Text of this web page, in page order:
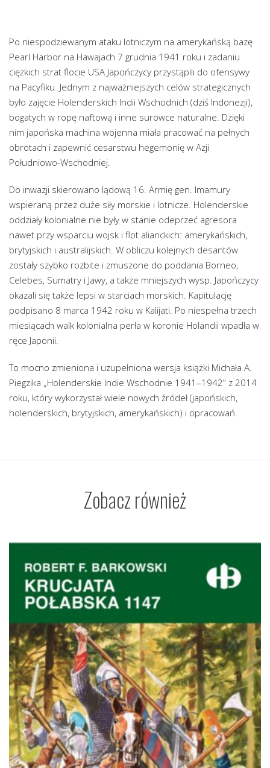
Po niespodziewanym ataku lotniczym na amerykańską bazę
Pearl Harbor na Hawajach 7 grudnia 1941 roku i zadaniu
ciężkich strat flocie USA Japończycy przystąpili do ofensywy
na Pacyfiku. Jednym z najważniejszych celów strategicznych
było zajęcie Holenderskich Indii Wschodnich (dziś Indonezji),
bogatych w ropę naftową i inne surowce naturalne. Dzięki
nim japońska machina wojenna miała pracować na pełnych
obrotach i zapewnić cesarstwu hegemonię w Azji
Południowo-Wschodniej.
Do inwazji skierowano lądową 16. Armię gen. Imamury
wspieraną przez duże siły morskie i lotnicze. Holenderskie
oddziały kolonialne nie były w stanie odeprzeć agresora
nawet przy wsparciu wojsk i flot alianckich: amerykańskich,
brytyjskich i australijskich. W obliczu kolejnych desantów
zostały szybko rozbite i zmuszone do poddania Borneo,
Celebes, Sumatry i Jawy, a także mniejszych wysp. Japończycy
okazali się także lepsi w starciach morskich. Kapitulację
podpisano 8 marca 1942 roku w Kalijati. Po niespełna trzech
miesiącach walk kolonialna perła w koronie Holandii wpadła w
ręce Japonii.
To mocno zmieniona i uzupełniona wersja książki Michała A.
Piegzika „Holenderskie Indie Wschodnie 1941‒1942” z 2014
roku, który wykorzystał wiele nowych źródeł (japońskich,
holenderskich, brytyjskich, amerykańskich) i opracowań.
Zobacz również